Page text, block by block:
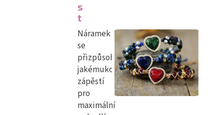
s
t
Náramek
se
přizpůsobí
jakémukoli
zápěstí
pro
maximální